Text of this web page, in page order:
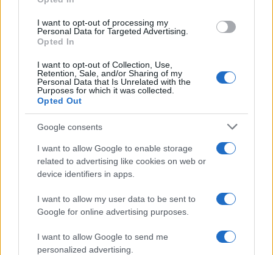
grant or deny consent to Google and its third-party tags to
consent section.
I want to opt-out of processing my
Personal Data for Targeted Advertising.
Opted In
I want to opt-out of Collection, Use,
Retention, Sale, and/or Sharing of my
Personal Data that Is Unrelated with the
Purposes for which it was collected.
Opted Out
Google consents
I want to allow Google to enable storage
related to advertising like cookies on web or
device identifiers in apps.
I want to allow my user data to be sent to
Google for online advertising purposes.
I want to allow Google to send me
personalized advertising.
News Hub UK
Olanda
Investeren 24
NL Newz